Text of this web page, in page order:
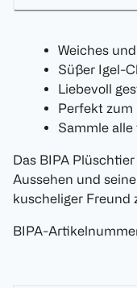
Weiches
Süßer Igel-
Liebevoll
Perfekt zum
Sammle
Das BIPA
Aussehen und
kuscheliger Freund
BIPA-